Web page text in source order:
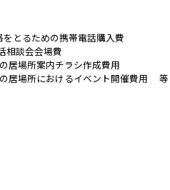
をとるための携帯電話購入費
相談会会場費
居場所案内チラシ作成費用
居場所におけるイベント開催費用 等